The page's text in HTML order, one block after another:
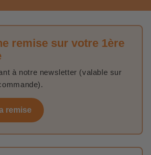
remise sur votre 1ère
à notre newsletter (valable sur
remise